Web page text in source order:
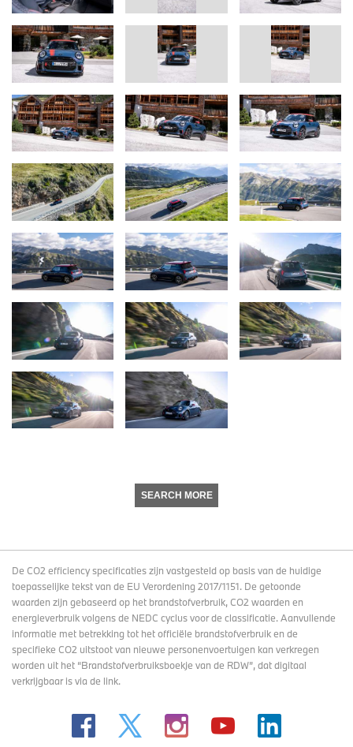
SEARCH MORE
De CO2 efficiency specificaties zijn vastgesteld op basis van de huidige
toepasselijke tekst van de EU Verordening 2017/1151. De getoonde
waarden zijn gebaseerd op het brandstofverbruik, CO2 waarden en
energieverbruik volgens de NEDC cyclus voor de classificatie. Aanvullende
informatie met betrekking tot het officiële brandstofverbruik en de
specifieke CO2 uitstoot van nieuwe personenvoertuigen kan verkregen
worden uit het “Brandstofverbruiksboekje van de RDW”, dat digitaal
verkrijgbaaris via de link.